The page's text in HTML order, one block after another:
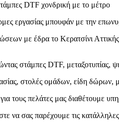
DTF χονδρική με το μέτρο
εργασίας μπουφάν με την
με έδρα το Κερατσίνι
στάμπες DTF,
στολές ομάδων, είδη δώρων,
τους πελάτες μας διαθέτουμε
να σας παρέχουμε τις